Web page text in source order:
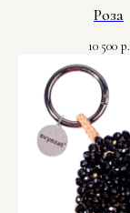
Роза
10 500 р.